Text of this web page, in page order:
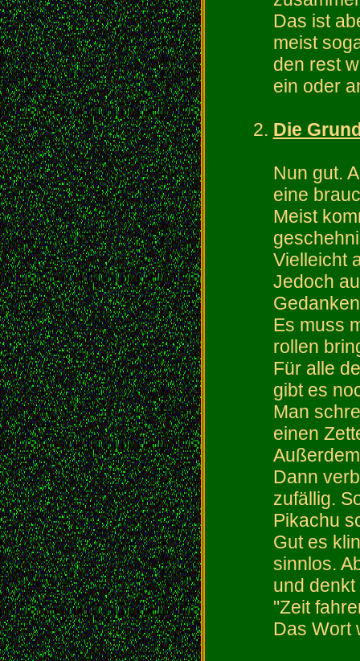
Das ist
meist
den rest
ein oder
Die
Nun gut.
eine
Meist
Vielleicht
Jedoch
Es muss
rollen
Für alle
gibt es
Man
einen
Dann
zufällig.
Pikachu
Gut es
sinnlos.
und
"Zeit
Das Wort